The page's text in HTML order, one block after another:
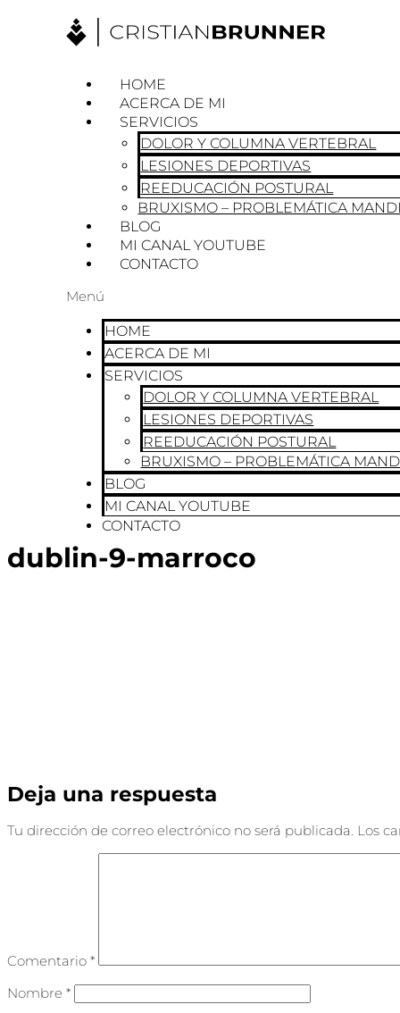
HOME
ACERCA DE MI
SERVICIOS
DOLOR Y COLUMNA VERTEBRAL
LESIONES DEPORTIVAS
REEDUCACIÓN POSTURAL
BRUXISMO – PROBLEMÁTICA
BLOG
MI CANAL YOUTUBE
CONTACTO
Menú
HOME
ACERCA DE MI
SERVICIOS
DOLOR Y COLUMNA VERTEBRAL
LESIONES DEPORTIVAS
REEDUCACIÓN POSTURAL
BRUXISMO – PROBLEMÁTICA
BLOG
MI CANAL YOUTUBE
CONTACTO
dublin-9-marroco
Deja una respuesta
Tu dirección de correo electrónico no será publicada. Los
Comentario *
Nombre *